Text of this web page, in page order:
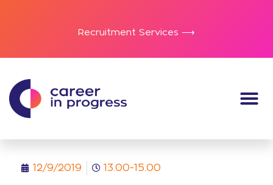
Recruitment Services ⟶
12/9/2019 13.00-15.00